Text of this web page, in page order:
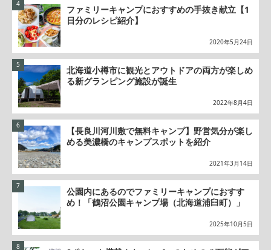
ファミリーキャンプにおすすめの手抜き献立【1
日分のレシピ紹介】
2020年5月24日
北海道小樽市に観光とアウトドアの両方が楽しめ
る新グランピング施設が誕生
2022年8月4日
【長良川河川敷で無料キャンプ】野営気分が楽し
める美濃橋のキャンプスポットを紹介
2021年3月14日
公園内にあるのでファミリーキャンプにおすす
め！「鶴沼公園キャンプ場（北海道浦臼町）」
2025年10月5日